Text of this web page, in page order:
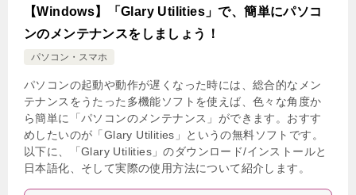
【Windows】「Glary Utilities」で、簡単にパソコ
ンのメンテナンスをしましょう！
パソコン・スマホ
パソコンの起動や動作が遅くなった時には、総合的なメン
テナンスをうたった多機能ソフトを使えば、色々な角度か
ら簡単に「パソコンのメンテナンス」ができます。おすす
めしたいのが「Glary Utilities」というの無料ソフトです。
以下に、「Glary Utilities」のダウンロード/インストールと
日本語化、そして実際の使用方法について紹介します。